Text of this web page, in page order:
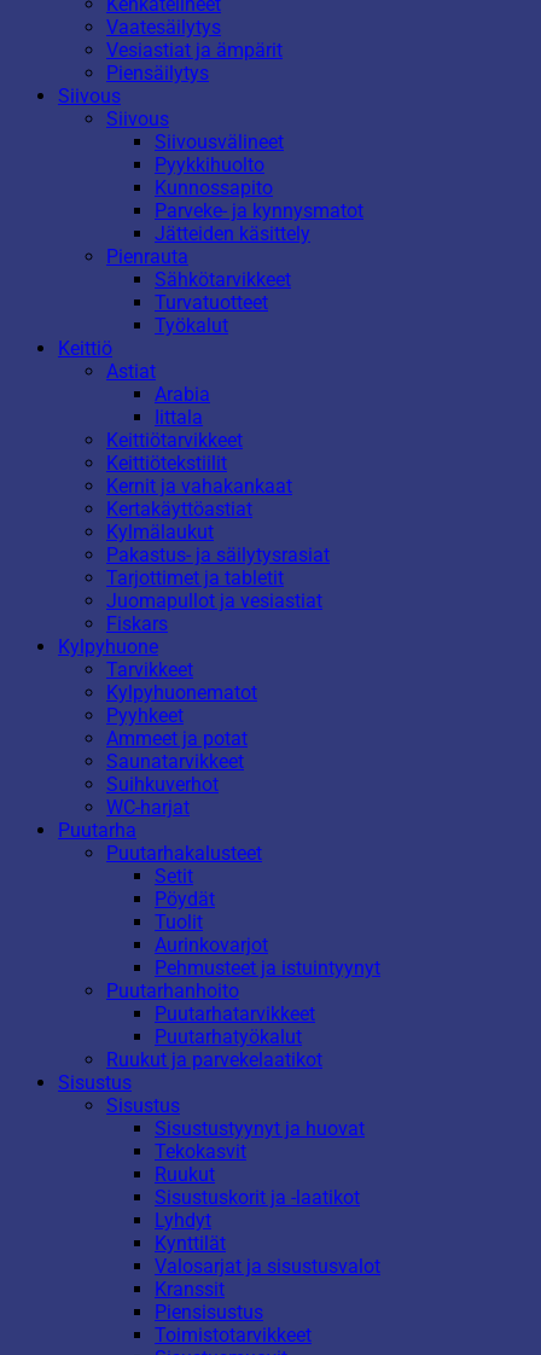
Vaatesäilytys
Vesiastiat ja ämpärit
Piensäilytys
Siivous
Siivous
Siivousvälineet
Pyykkihuolto
Kunnossapito
Parveke- ja kynnysmatot
Jätteiden käsittely
Pienrauta
Sähkötarvikkeet
Turvatuotteet
Työkalut
Keittiö
Astiat
Arabia
Iittala
Keittiötarvikkeet
Keittiötekstiilit
Kernit ja vahakankaat
Kertakäyttöastiat
Kylmälaukut
Pakastus- ja säilytysrasiat
Tarjottimet ja tabletit
Juomapullot ja vesiastiat
Fiskars
Kylpyhuone
Tarvikkeet
Kylpyhuonematot
Pyyhkeet
Ammeet ja potat
Saunatarvikkeet
Suihkuverhot
WC-harjat
Puutarha
Puutarhakalusteet
Setit
Pöydät
Tuolit
Aurinkovarjot
Pehmusteet ja istuintyynyt
Puutarhanhoito
Puutarhatarvikkeet
Puutarhatyökalut
Ruukut ja parvekelaatikot
Sisustus
Sisustus
Sisustustyynyt ja huovat
Tekokasvit
Ruukut
Sisustuskorit ja -laatikot
Lyhdyt
Kynttilät
Valosarjat ja sisustusvalot
Kranssit
Piensisustus
Toimistotarvikkeet